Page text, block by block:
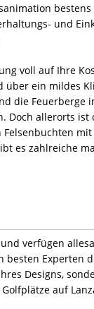
und
voll auf Ihre
ein mildes
die Feuerberge
Doch allerorts ist
es zahlreiche
verfügen
besten Experten
Designs,
auf